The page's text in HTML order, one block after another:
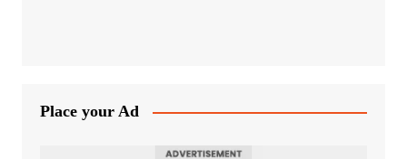
Place your Ad